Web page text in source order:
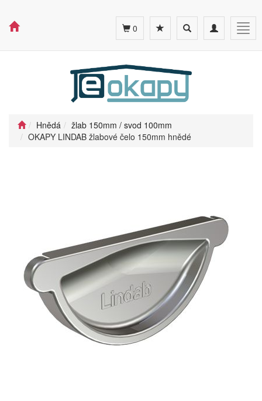
Toggle
navigation
Toggle
search
0
Hnědá
žlab 150mm / svod 100mm
OKAPY LINDAB žlabové čelo 150mm hnědé